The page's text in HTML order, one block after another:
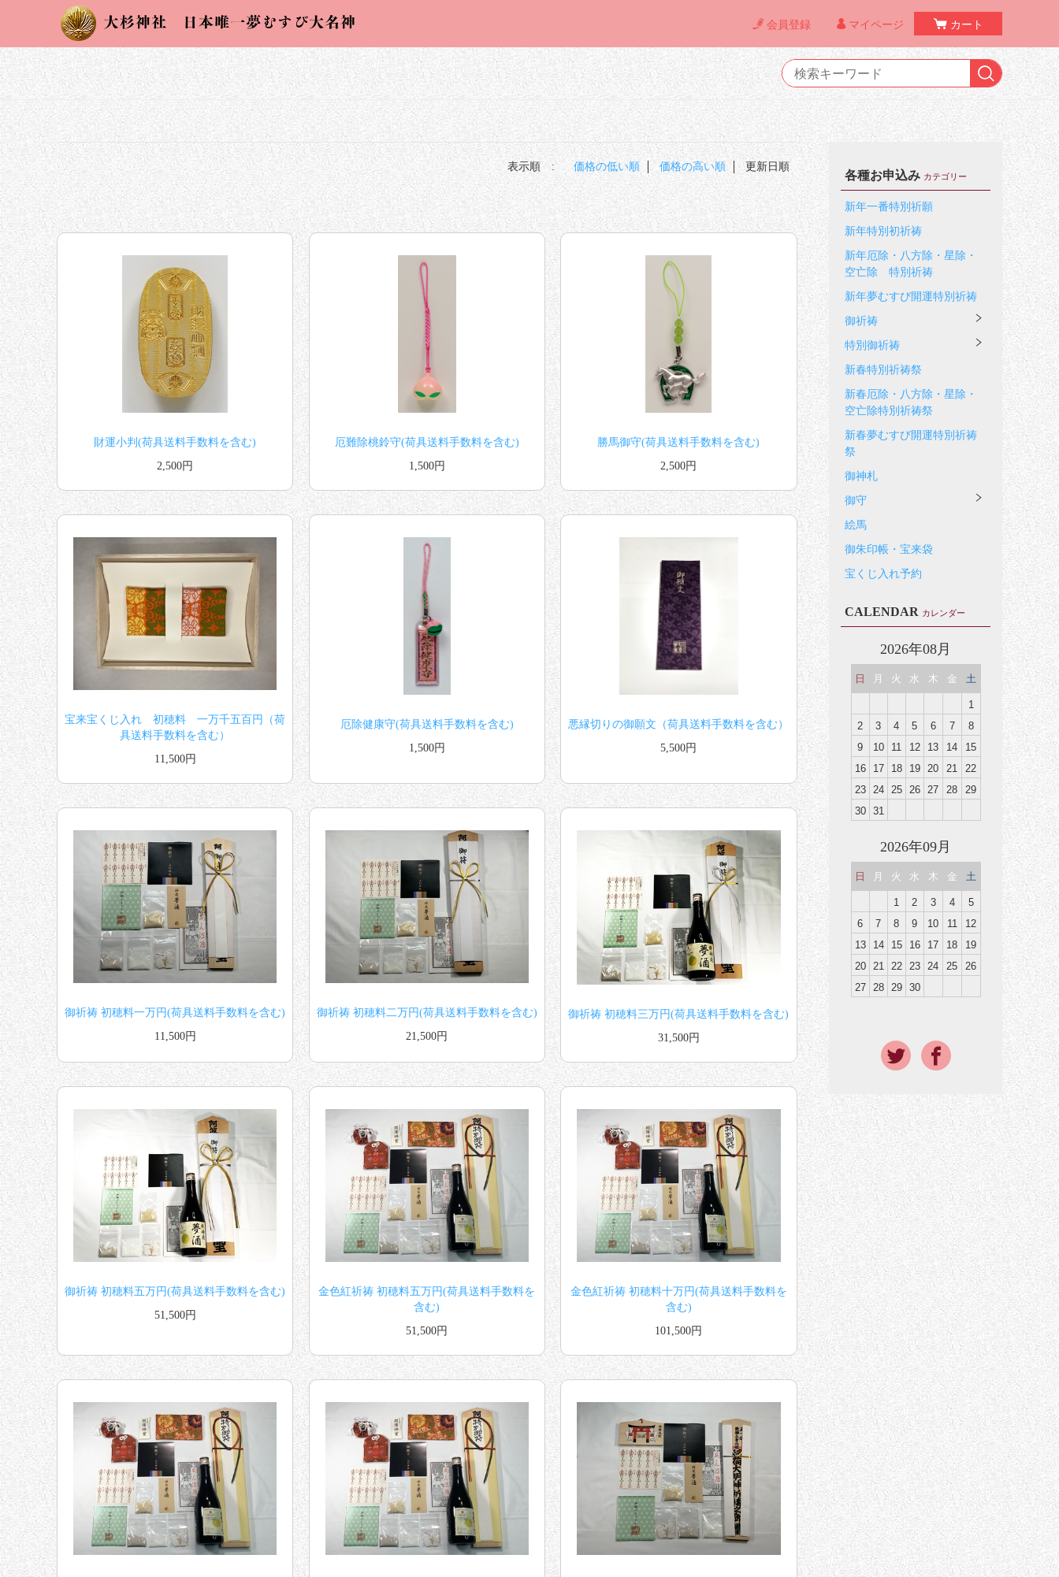
会員登録 マイページ カート
表示順 : 価格の低い順 価格の高い順 更新日順
財運小判(荷具送料手数料を含む)
2,500円
厄難除桃鈴守(荷具送料手数料を含む)
1,500円
勝馬御守(荷具送料手数料を含む)
2,500円
宝来宝くじ入れ 初穂料 一万千五百円（荷
具送料手数料を含む）
11,500円
厄除健康守(荷具送料手数料を含む)
1,500円
悪縁切りの御願文（荷具送料手数料を含む）
5,500円
御祈祷 初穂料一万円(荷具送料手数料を含む)
11,500円
御祈祷 初穂料二万円(荷具送料手数料を含む)
21,500円
御祈祷 初穂料三万円(荷具送料手数料を含む)
31,500円
御祈祷 初穂料五万円(荷具送料手数料を含む)
51,500円
金色紅祈祷 初穂料五万円(荷具送料手数料を
含む)
51,500円
金色紅祈祷 初穂料十万円(荷具送料手数料を
含む)
101,500円
各種お申込み カテゴリー
新年一番特別祈願
新年特別初祈祷
新年厄除・八方除・星除・
空亡除 特別祈祷
新年夢むすび開運特別祈祷
御祈祷
特別御祈祷
新春特別祈祷祭
新春厄除・八方除・星除・
空亡除特別祈祷祭
新春夢むすび開運特別祈祷
祭
御神札
御守
絵馬
御朱印帳・宝来袋
宝くじ入れ予約
CALENDAR カレンダー
2026年08月
日 月 火 水 木 金 土
1
2
3 4 5 6 7
8
9
10 11 12 13 14
15
16
17 18 19 20 21
22
23
24 25 26 27 28
29
30
31
2026年09月
日 月 火 水 木 金 土
1 2 3 4
5
6
7 8 9 10 11
12
13
14 15 16 17 18
19
20
21 22 23 24 25
26
27
28 29 30